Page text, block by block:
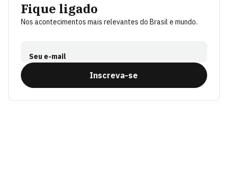
Fique ligado
Nos acontecimentos mais relevantes do Brasil e mundo.
Seu e-mail
Inscreva-se